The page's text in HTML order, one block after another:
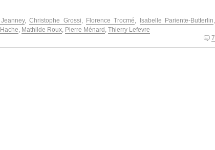
,Christophe Grossi Florence Trocmé Isabelle Pariente-Butterlin
Mathilde Roux Pierre Ménard Thierry Lefevre
7